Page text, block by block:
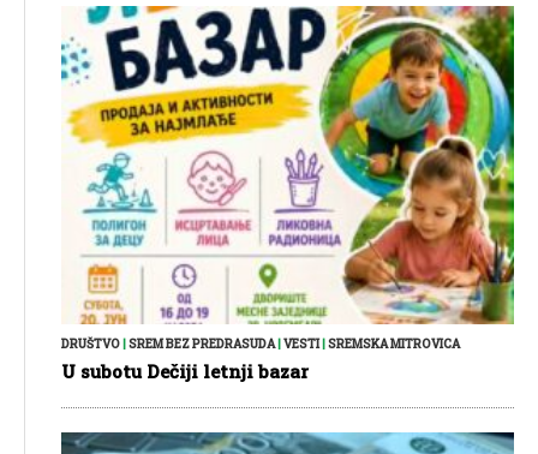
DRUŠTVO SREM BEZ PREDRASUDA| VESTI| SREMSKA MITROVICA
U subotu Dečiji letnji bazar